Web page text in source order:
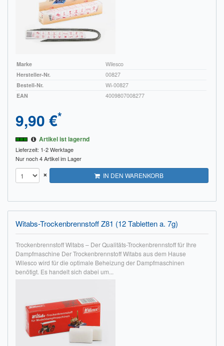
Marke
Wilesco
Hersteller-Nr.
00827
Bestell-Nr.
Wi-00827
EAN
4009807008277
9,90 €*
Artikel ist lagernd
Lieferzeit: 1-2 Werktage
Nur noch 4 Artikel im Lager
× IN DEN WARENKORB
Witabs-Trockenbrennstoff Z81 (12 Tabletten a. 7g)
Trockenbrennstoff Witabs – Der Qualitäts-Trockenbrennstoff für Ihre
Dampfmaschine Der Trockenbrennstoff Witabs aus dem Hause
Wilesco wird für die optimale Beheizung der Dampfmaschinen
benötigt. Es handelt sich dabei um...